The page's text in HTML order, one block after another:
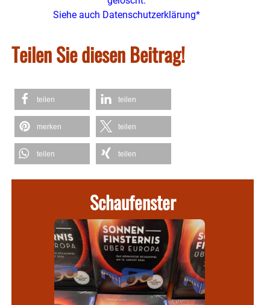
Siehe auch Datenschutzerklärung*
Teilen Sie diesen Beitrag!
teilen teilen
merken teilen
teilen teilen
Schaufenster